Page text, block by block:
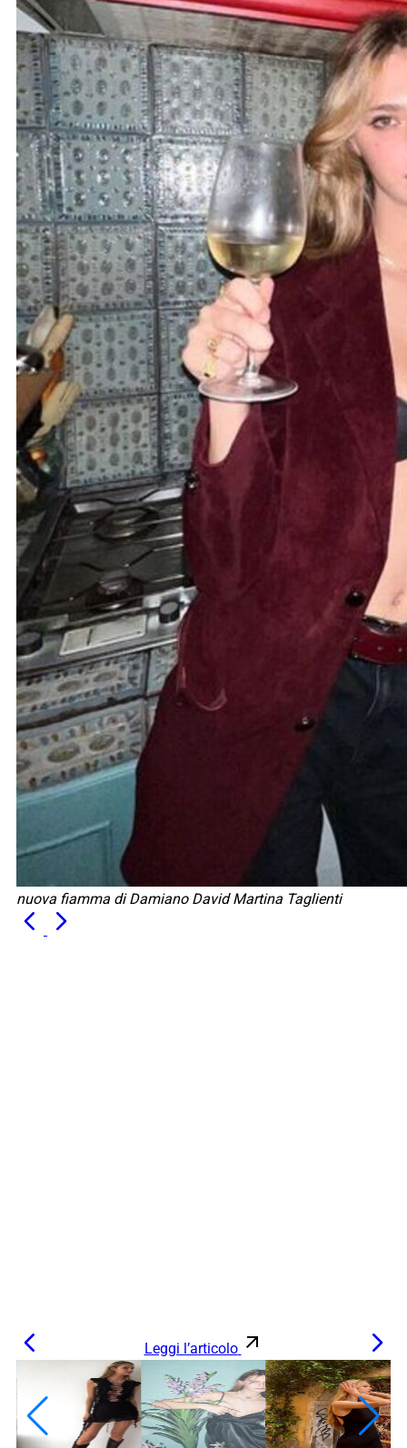
nuova fiamma di Damiano David Martina Taglienti
Leggi l’articolo